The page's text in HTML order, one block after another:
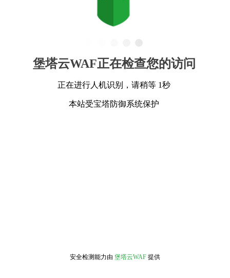
堡塔云WAF正在检查您的访问
正在进行人机识别，请稍等 1秒
本站受宝塔防御系统保护
安全检测能力由 堡塔云WAF 提供